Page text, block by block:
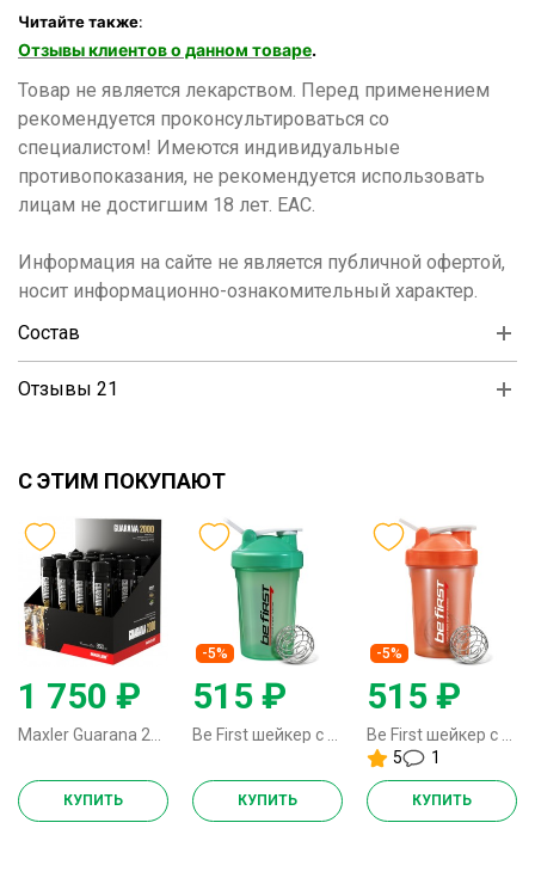
Читайте также:
Отзывы клиентов о данном товаре.
Товар не является лекарством. Перед применением
рекомендуется проконсультироваться со
специалистом! Имеются индивидуальные
противопоказания, не рекомендуется использовать
лицам не достигшим 18 лет. ЕАС.
Информация на сайте не является публичной офертой,
носит информационно-ознакомительный характер.
Состав
Отзывы 21
С ЭТИМ ПОКУПАЮТ
1 750 ₽
КУПИТЬ
-5%
515 ₽
КУПИТЬ
-5%
515 ₽
5
1
КУПИТЬ